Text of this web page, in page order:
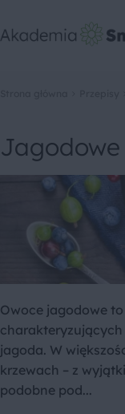
Jagodowe
Owoce jagodowe
jagoda. W
krzewach – z
podobne pod...